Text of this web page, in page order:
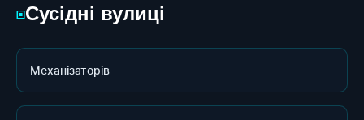
▣Сусідні вулиці
Механізаторів